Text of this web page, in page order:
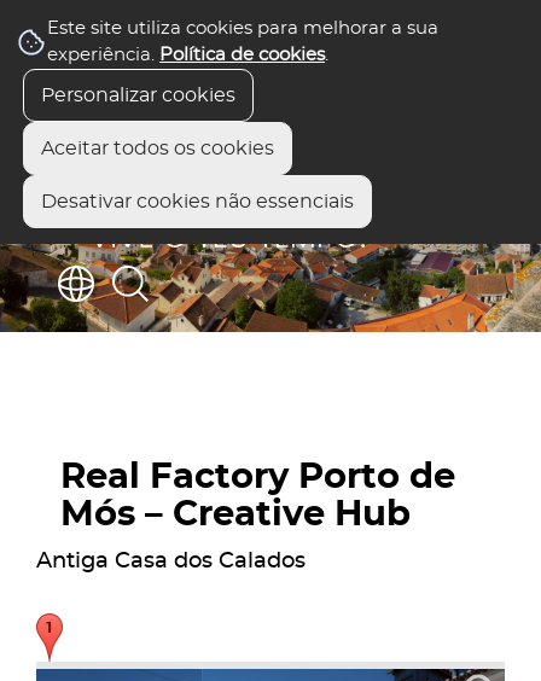
Este site utiliza cookies para melhorar a sua
experiência. Política de cookies.
Personalizar cookies
Aceitar todos os cookies
Desativar cookies não essenciais
Real Factory Porto de
Mós – Creative Hub
Antiga Casa dos Calados